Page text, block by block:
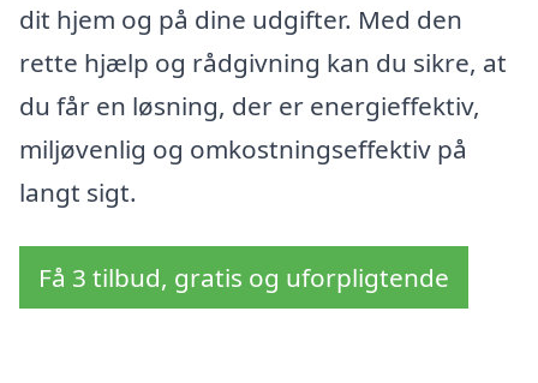
dit hjem og på dine udgifter. Med den
rette hjælp og rådgivning kan du sikre, at
du får en løsning, der er energieffektiv,
miljøvenlig og omkostningseffektiv på
langt sigt.
Få 3 tilbud, gratis og uforpligtende